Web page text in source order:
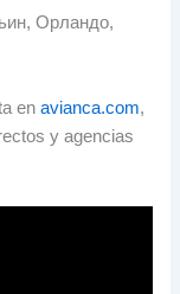
Орландо,
en avianca.com,
y agencias